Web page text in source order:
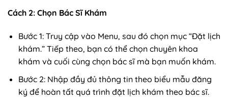
Cách 2: Chọn Bác Sĩ Khám
Bước 1: Truy cập vào Menu, sau đó chọn mục “Đặt lịch
khám.” Tiếp theo, bạn có thể chọn chuyên khoa
khám và cuối cùng chọn bác sĩ mà bạn muốn khám.
Bước 2: Nhập đầy đủ thông tin theo biểu mẫu đăng
ký để hoàn tất quá trình đặt lịch khám theo bác sĩ.